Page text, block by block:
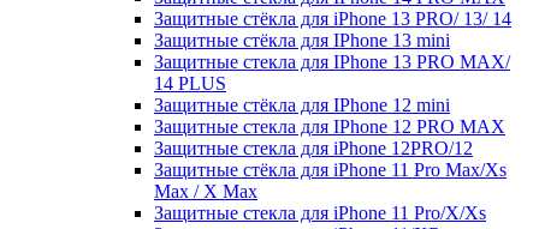
Защитные стёкла для iPhone 13 PRO/ 13/ 14
Защитные стёкла для IPhone 13 mini
Защитные стекла для IPhone 13 PRO MAX/
14 PLUS
Защитные стёкла для IPhone 12 mini
Защитные стекла для IPhone 12 PRO MAX
Защитные стекла для iPhone 12PRO/12
Защитные стёкла для iPhone 11 Pro Max/Xs
Max / X Max
Защитные стекла для iPhone 11 Pro/X/Xs